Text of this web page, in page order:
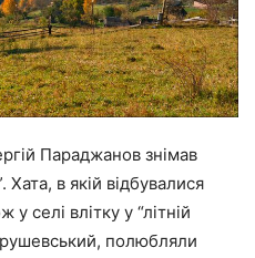
Параджанов знімав
Хата, в якій відбувалися
селі влітку у “літній
полюбляли